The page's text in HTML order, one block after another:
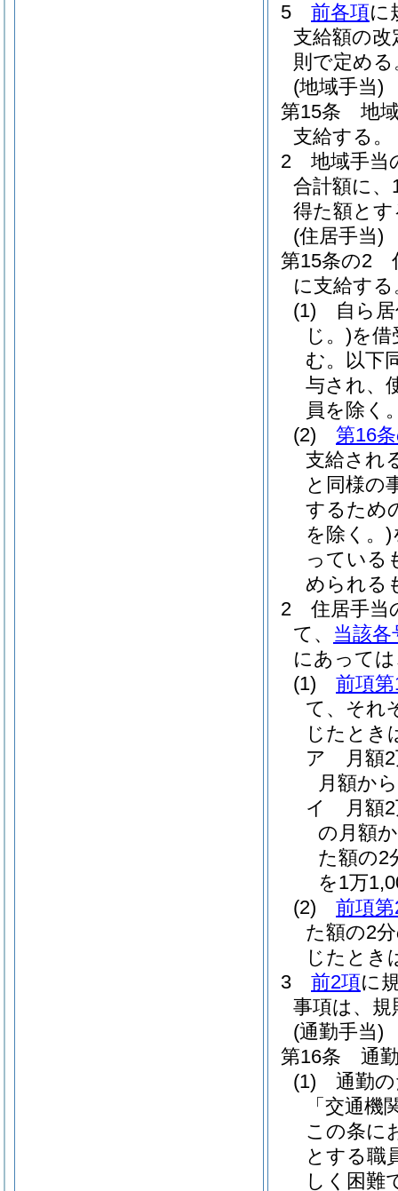
5
前各項に
支給額の
則で定める
(地域手当)
第15条
地
支給する。
2
地域手当
合計額に
得た額とす
(住居手当)
第15条の2
に支給する
(1)
自ら
じ。)を借
む。以下
与され、
員を除く
(2)
第16
支給され
と同様の
するため
を除く。)
っている
められる
2
住居手当
て、 当該各
にあって
(1)
前項
て、それ
じたとき
ア
月額
月額か
イ
月額
の月額
た額の2
を1万
(2)
前項
た額の2
じたとき
3
前2項に
事項は、
(通勤手当)
第16条
通
(1)
通勤
「交通機
この条に
とする職
しく困難